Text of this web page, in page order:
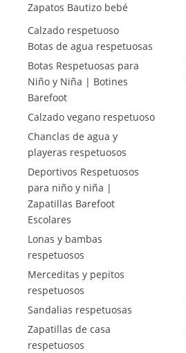
Zapatos Bautizo bebé
Calzado respetuoso
Botas de agua respetuosas
Botas Respetuosas para
Niño y Niña | Botines
Barefoot
Calzado vegano respetuoso
Chanclas de agua y
playeras respetuosos
Deportivos Respetuosos
para niño y niña |
Zapatillas Barefoot
Escolares
Lonas y bambas
respetuosos
Merceditas y pepitos
respetuosos
Sandalias respetuosas
Zapatillas de casa
respetuosos